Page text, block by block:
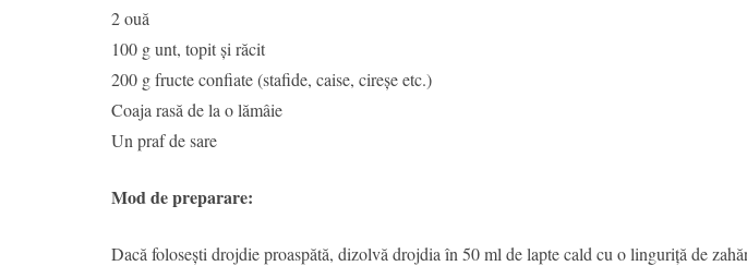
2 ouă
100 g unt, topit și răcit
200 g fructe confiate (stafide, caise, cireșe etc.)
Coaja rasă de la o lămâie
Un praf de sare
Mod de preparare:
Dacă folosești drojdie proaspătă, dizolvă drojdia în 50 ml de lapte cald cu o linguriță de